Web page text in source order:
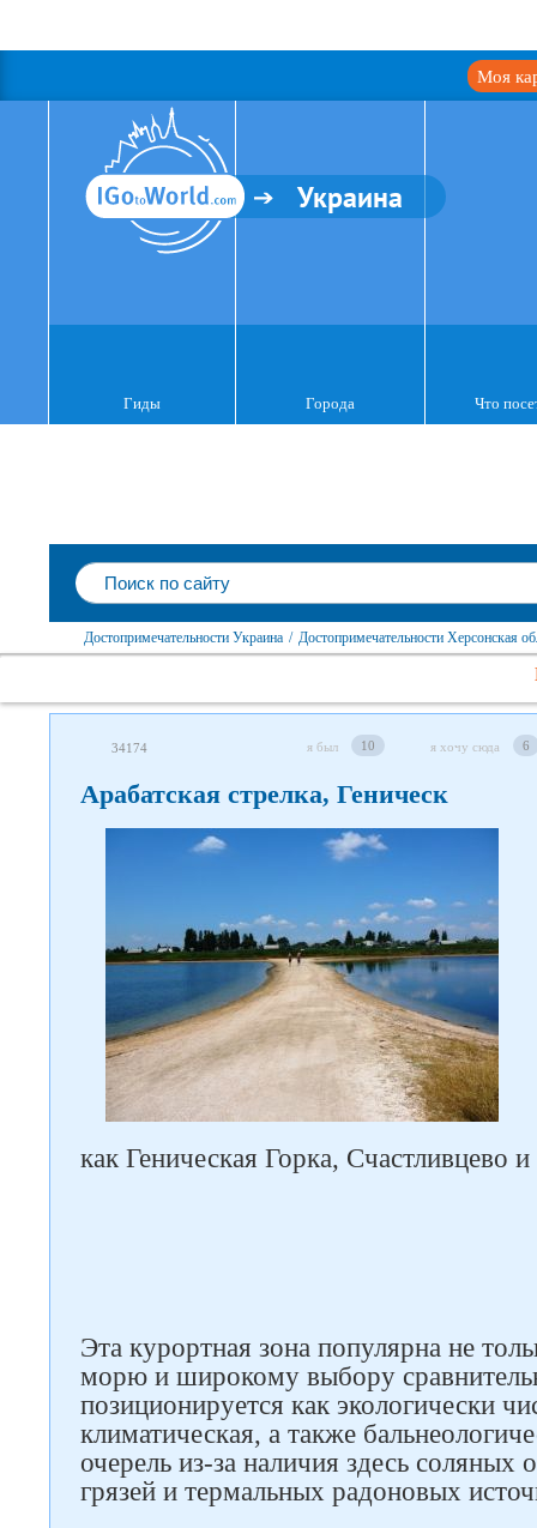
Моя
Украина
Гиды Города Что
Достопримечательности Украина / Достопримечательности Херсонская
34174 я был 10 я хочу сюда 6
Арабатская стрелка, Геническ
как Геническая Горка, Счастливцево
Эта курортная зона популярна не
морю и широкому выбору
позиционируется как экологически
климатическая, а также
очерель из-за наличия здесь соляных
грязей и термальных радоновых